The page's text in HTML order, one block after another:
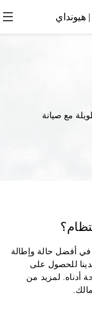
هيونداي
مع صيانة
أفضل حالة وإطالة
للحصول على
أدناه. لمزيد من